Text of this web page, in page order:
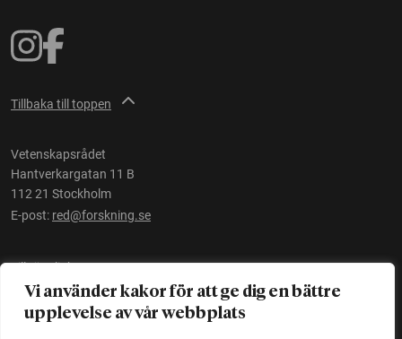
Vi använder kakor för att ge dig en bättre
upplevelse av vår webbplats
Tillbaka till toppen
Vetenskapsrådet
Hantverkargatan 11 B
112 21 Stockholm
E-post: red@forskning.se
Tillgänglighet
Ett initiativ avVetenskapsrådet